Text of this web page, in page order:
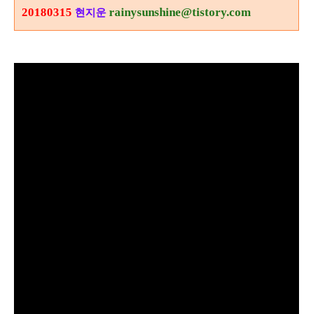
20180315 현지운 rainysunshine@tistory.com